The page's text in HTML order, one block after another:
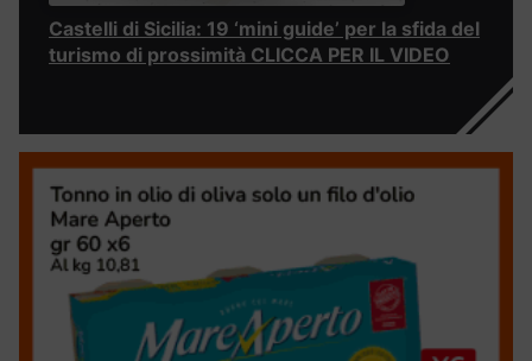
Castelli di Sicilia: 19 ‘mini guide’ per la sfida del
turismo di prossimità CLICCA PER IL VIDEO